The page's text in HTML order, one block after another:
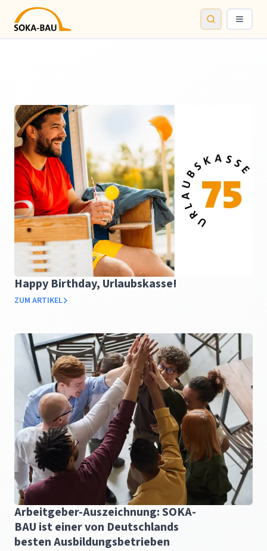
SOKA-BAU
Suche Menü
Happy Birthday, Urlaubskasse!
ZUM ARTIKEL
Arbeitgeber-Auszeichnung: SOKA-
BAU ist einer von Deutschlands
besten Ausbildungsbetrieben